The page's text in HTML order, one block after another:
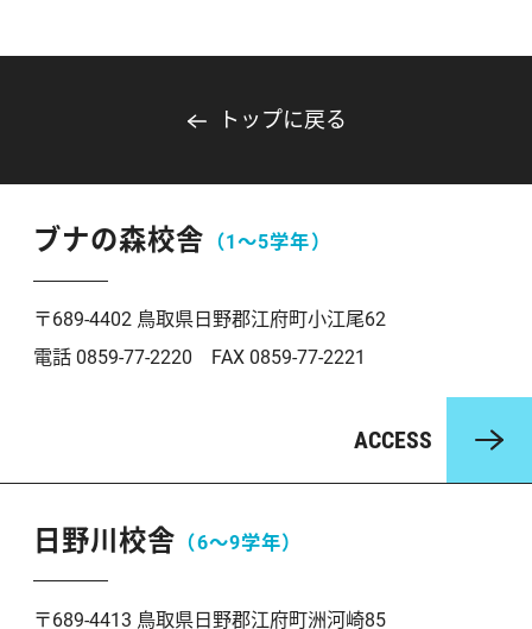
トップに戻る
ブナの森校舎 （1〜5学年）
〒689-4402 鳥取県日野郡江府町小江尾62
電話 0859-77-2220 FAX 0859-77-2221
ACCESS
日野川校舎 （6〜9学年）
〒689-4413 鳥取県日野郡江府町洲河崎85